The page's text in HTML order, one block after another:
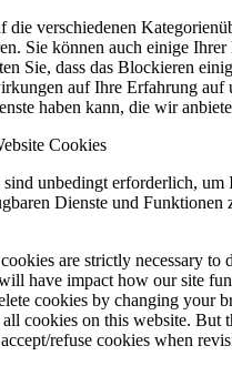
die verschiedenen
Sie können auch einige Ihrer
Sie, dass das Blockieren
auf Ihre Erfahrung auf
haben kann, die wir
Cookies
unbedingt erforderlich, um
Dienste und Funktionen
are strictly necessary to
have impact how our site
cookies by changing your
cookies on this website. But
refuse cookies when